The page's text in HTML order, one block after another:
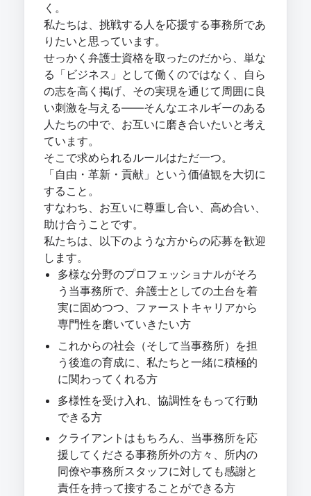
く。
私たちは、挑戦する人を応援する事務所であ
りたいと思っています。
せっかく弁護士資格を取ったのだから、単な
る「ビジネス」として働くのではなく、自ら
の志を高く掲げ、その実現を通じて周囲に良
い刺激を与える――そんなエネルギーのある
人たちの中で、お互いに磨き合いたいと考え
ています。
そこで求められるルールはただ一つ。
「自由・革新・貢献」という価値観を大切に
すること。
すなわち、お互いに尊重し合い、高め合い、
助け合うことです。
私たちは、以下のような方からの応募を歓迎
します。
多様な分野のプロフェッショナルがそろ
う当事務所で、弁護士としての土台を着
実に固めつつ、ファーストキャリアから
専門性を磨いていきたい方
これからの社会（そして当事務所）を担
う後進の育成に、私たちと一緒に積極的
に関わってくれる方
多様性を受け入れ、協調性をもって行動
できる方
クライアントはもちろん、当事務所を応
援してくださる事務所外の方々、所内の
同僚や事務所スタッフに対しても感謝と
責任を持って接することができる方